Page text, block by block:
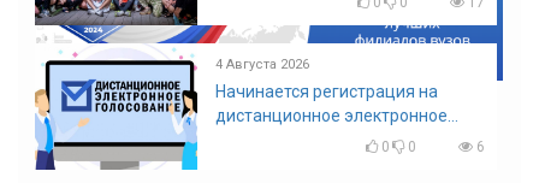
4 Августа 2026
Начинается регистрация на
дистанционное электронное
голосование на выборы!
0 0 6